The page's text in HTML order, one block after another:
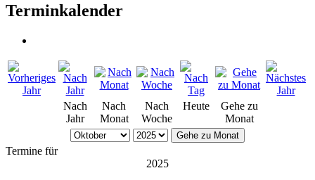
Terminkalender
Nach
Jahr
Nach
Monat
Nach
Woche
Heute
Gehe zu
Monat
Gehe zu Monat
Termine für
2025